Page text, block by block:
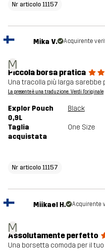
Nr articolo 11157
M
Mika V. Acquirente
Piccola borsa pratica
Una tracolla più larga sarebbe
La presente è una traduzione. Verdi l'originale
Explor Pouch
0,9L
Black
Taglia
acquistata
One Size
Nr articolo 11157
M
Miikael H. Acquirente
Assolutamente perfetto
Una borsetta comoda per il